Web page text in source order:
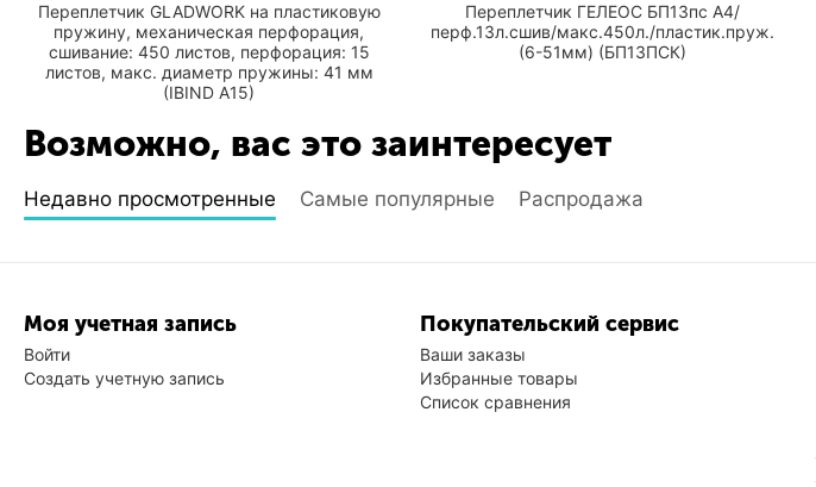
Переплетчик GLADWORK на пластиковую
пружину, механическая перфорация,
сшивание: 450 листов, перфорация: 15
листов, макс. диаметр пружины: 41 мм
(IBIND A15)
Переплетчик ГЕЛЕОС БП13пс A4/
перф.13л.сшив/макс.450л./пластик.пруж.
(6-51мм) (БП13ПСК)
Возможно, вас это заинтересует
Недавно просмотренные Самые популярные Распродажа
Моя учетная запись
Войти
Создать учетную запись
Покупательский сервис
Ваши заказы
Избранные товары
Список сравнения